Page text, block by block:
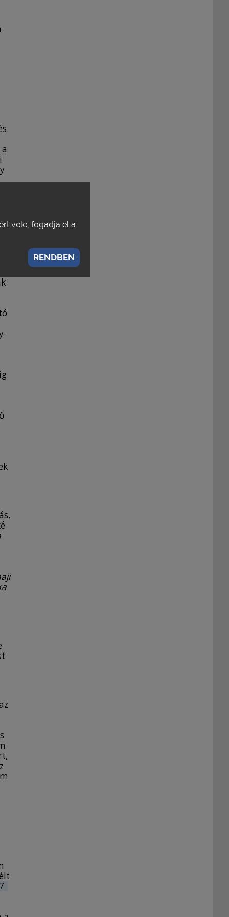
7
vele, fogadja el a
RENDBEN